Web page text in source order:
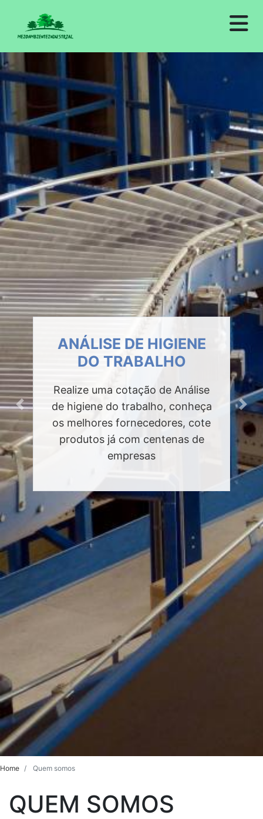
ANÁLISE DE HIGIENE
DO TRABALHO
Realize uma cotação de Análise
de higiene do trabalho, conheça
os melhores fornecedores, cote
produtos já com centenas de
empresas
Previous Next
Home Quem somos
QUEM SOMOS